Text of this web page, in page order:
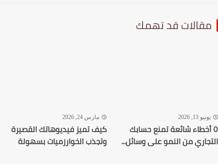
قد تهمك
13, 2026
شائعة تمنع حسابك
من النمو على وسائل...
مارس 24, 2026
كيف تميز فيديوهاتك القصيرة
وتجذب الخوارزميات بسهولة